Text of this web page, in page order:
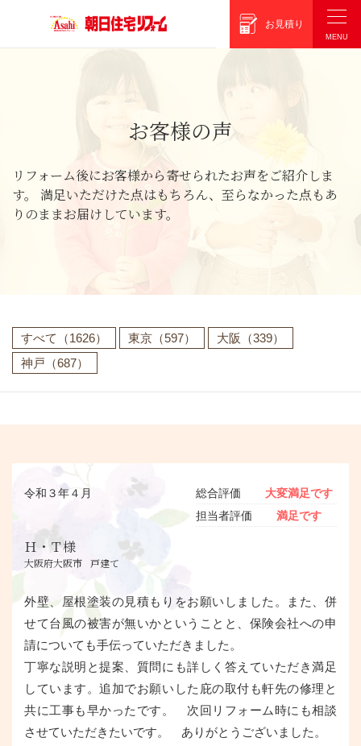
お見積り
お客様の声
リフォーム後にお客様から寄せられたお声をご紹介しま
す。
満足いただけた点はもちろん、至らなかった点もあ
りのままお届けしています。
すべて （1626） 東京 （597） 大阪
（339）
神戸 （687）
令和３年４月
Ｈ・Ｔ様
大阪府大阪市 戸建て
総合評価
大変満足です
担当者評価
満足です
外壁、屋根塗装の見積もりをお願いしました。また、併
せて台風の被害が無いかということと、保険会社への申
請についても手伝っていただきました。
丁寧な説明と提案、質問にも詳しく答えていただき満足
しています。追加でお願いした庇の取付も軒先の修理と
共に工事も早かったです。 次回リフォーム時にも相談
させていただきたいです。 ありがとうございました。